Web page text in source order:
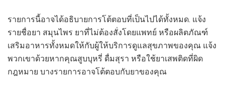
รายการนี้อาจได้อธิบายการโต้ตอบที่เป็นไปได้ทั้งหมด. แจ้ง
รายชื่อยา สมุนไพร ยาที่ไม่ต้องสั่งโดยแพทย์ หรือผลิตภัณฑ์
เสริมอาหารทั้งหมดให้กับผู้ให้บริการดูแลสุขภาพของคุณ แจ้ง
พวกเขาด้วยหากคุณสูบบุหรี่ ดื่มสุรา หรือใช้ยาเสพติดที่ผิด
กฎหมาย บางรายการอาจโต้ตอบกับยาของคุณ